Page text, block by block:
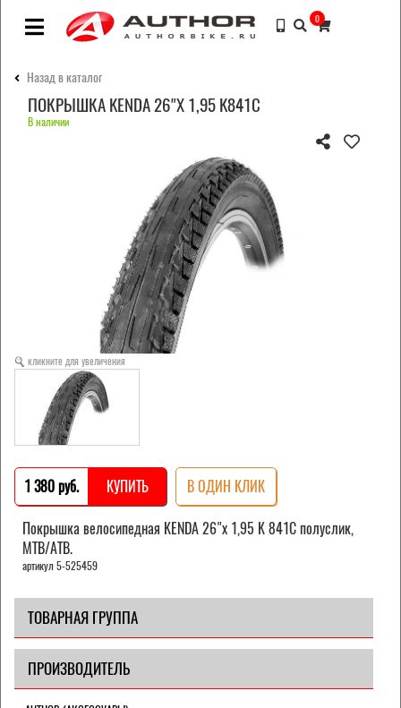
0
Назад в каталог
ПОКРЫШКА KENDA 26"Х 1,95 K841С
В наличии
кликните для увеличения
1 380 pуб. КУПИТЬ В ОДИН КЛИК
Покрышка велосипедная KENDA 26"х 1,95 K 841С полуслик,
MTB/АТВ.
артикул 5-525459
ТОВАРНАЯ ГРУППА
ПРОИЗВОДИТЕЛЬ